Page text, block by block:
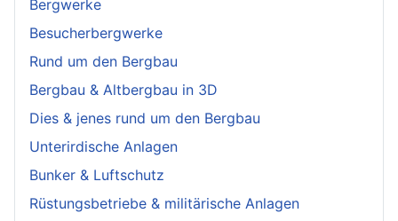
Bergwerke
Besucherbergwerke
Rund um den Bergbau
Bergbau & Altbergbau in 3D
Dies & jenes rund um den Bergbau
Unterirdische Anlagen
Bunker & Luftschutz
Rüstungsbetriebe & militärische Anlagen